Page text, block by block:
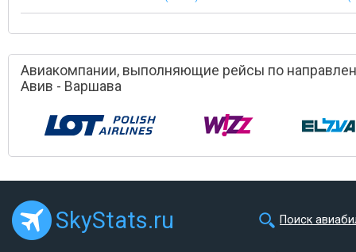
Авиакомпании, выполняющие рейсы по
Авив - Варшава
SkyStats.ru Поиск